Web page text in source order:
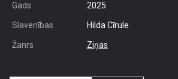
Gads 2025
Slavenības Hilda Cīrule
Žanrs Ziņas